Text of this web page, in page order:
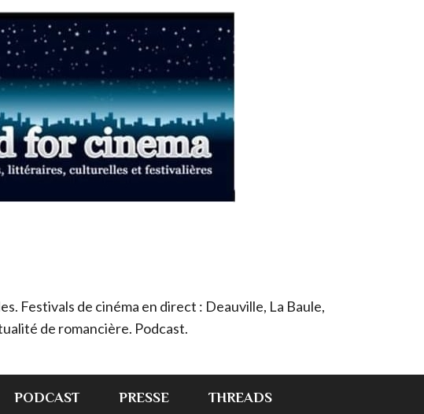
Festivals de cinéma en direct : Deauville, La Baule,
de romancière. Podcast.
PODCAST PRESSE THREADS